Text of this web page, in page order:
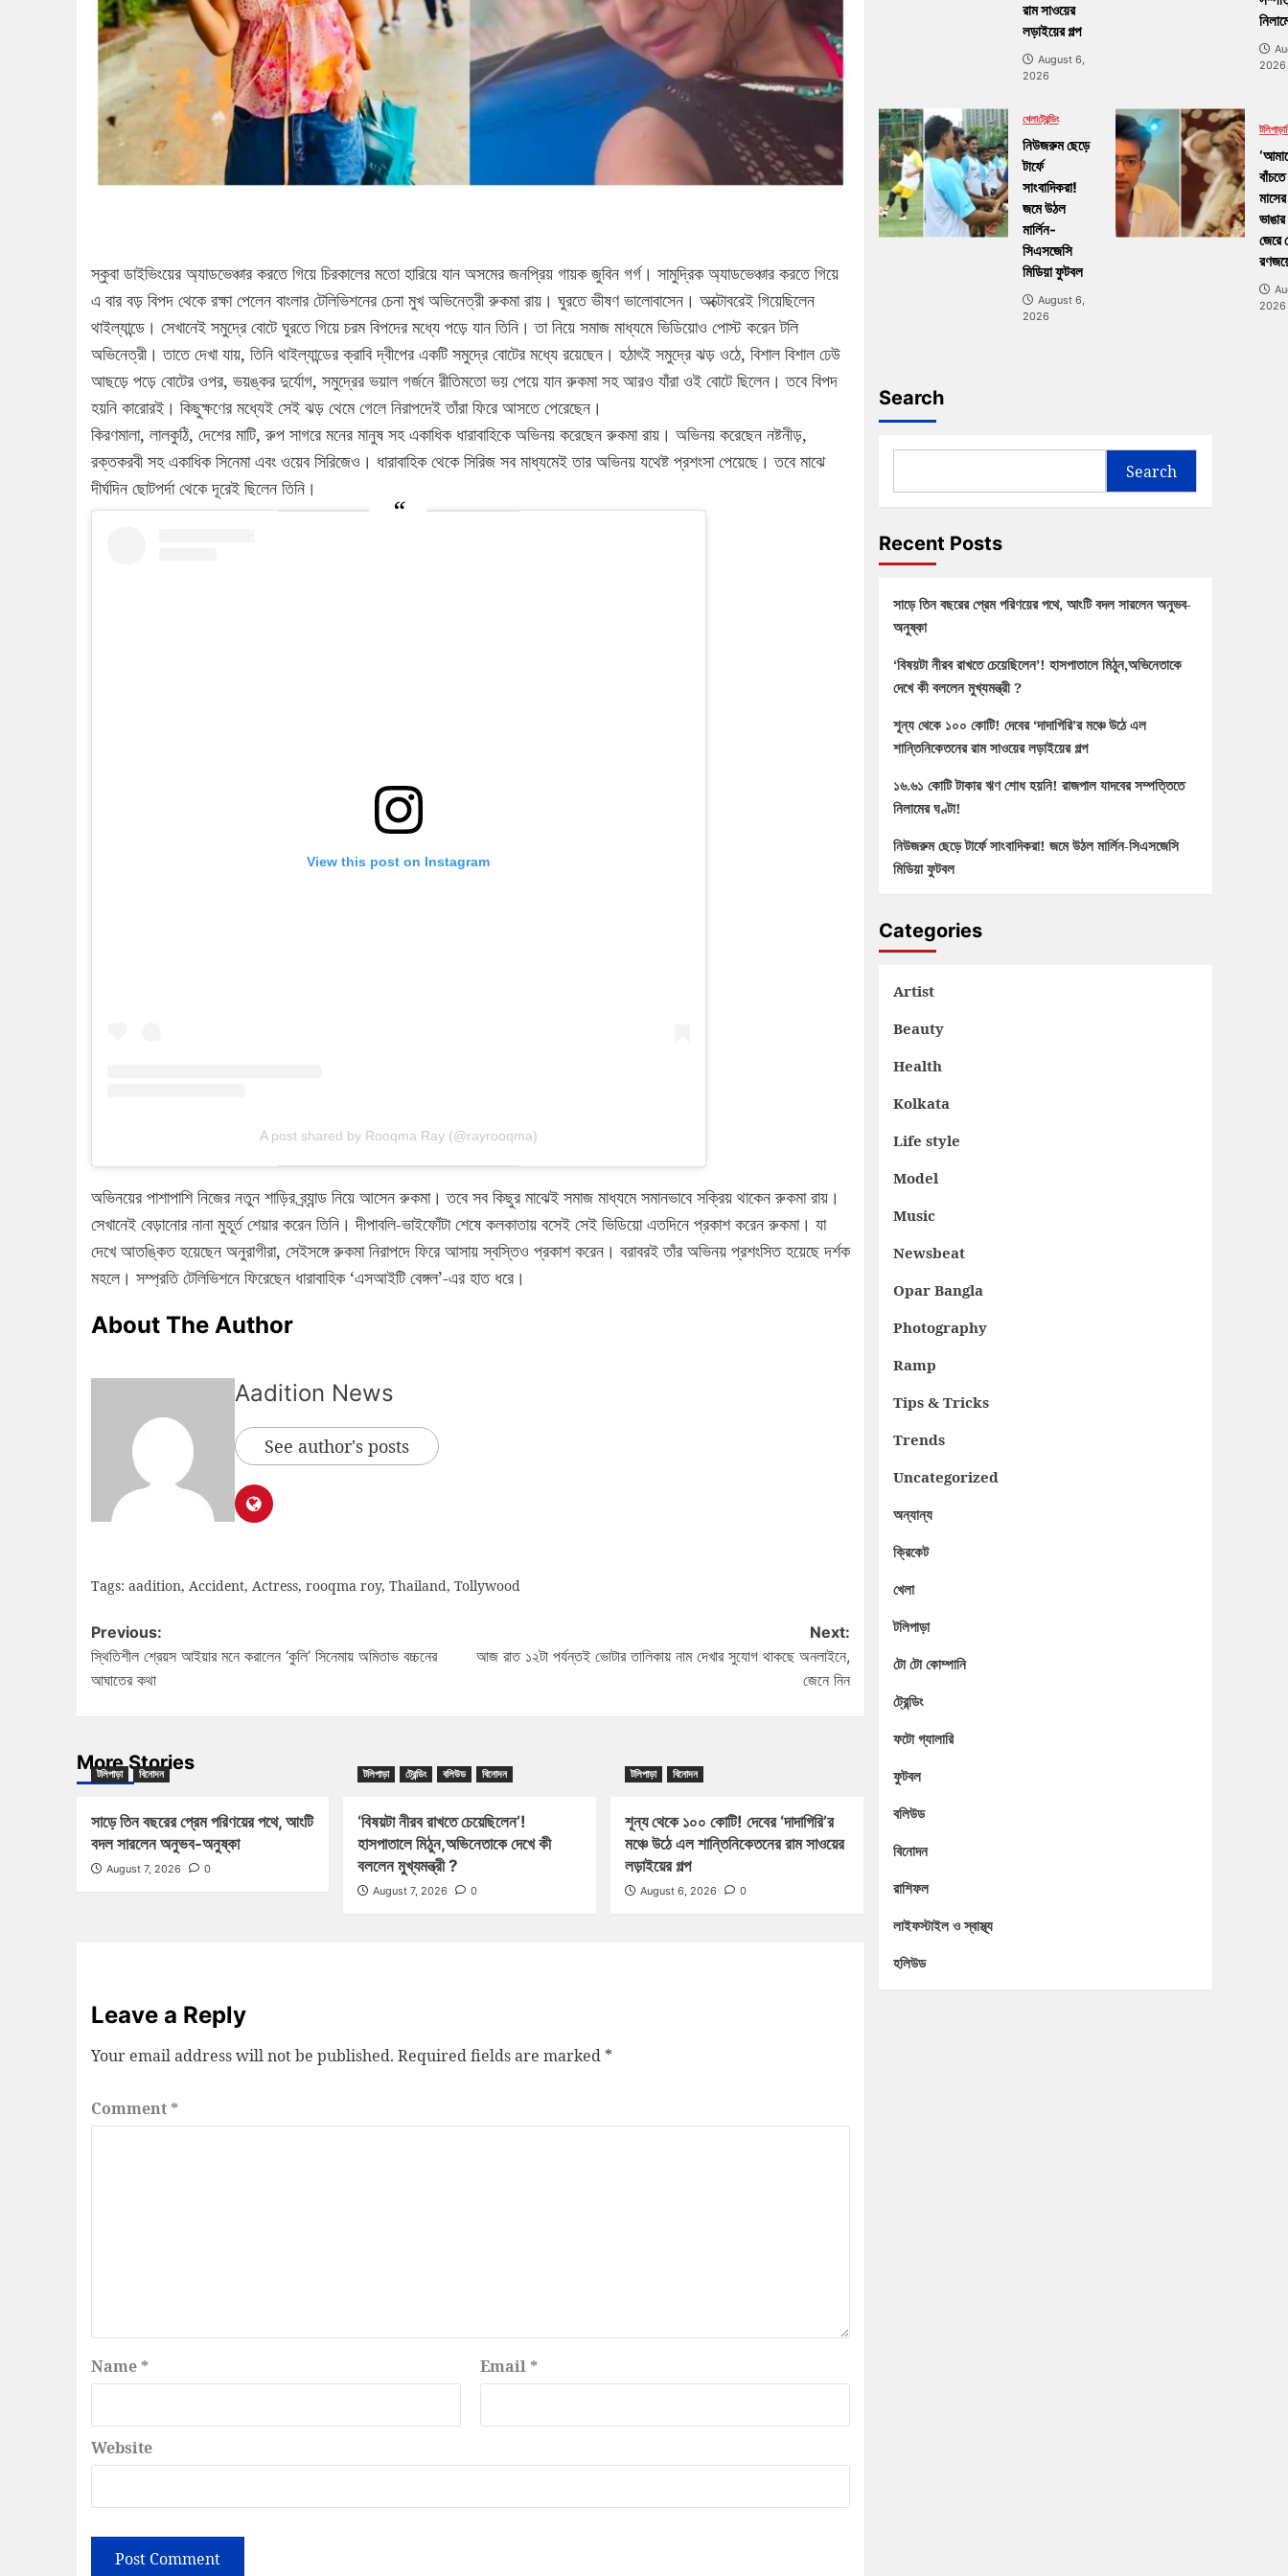
স্কুবা ডাইভিংয়ের অ্যাডভেঞ্চার করতে গিয়ে চিরকালের মতো হারিয়ে যান অসমের জনপ্রিয় গায়ক জুবিন গর্গ। সামুদ্রিক অ্যাডভেঞ্চার করতে গিয়ে
এ বার বড় বিপদ থেকে রক্ষা পেলেন বাংলার টেলিভিশনের চেনা মুখ অভিনেত্রী রুকমা রায়। ঘুরতে ভীষণ ভালোবাসেন। অক্টোবরেই গিয়েছিলেন
থাইল্যান্ডে। সেখানেই সমুদ্রে বোটে ঘুরতে গিয়ে চরম বিপদের মধ্যে পড়ে যান তিনি। তা নিয়ে সমাজ মাধ্যমে ভিডিয়োও পোস্ট করেন টলি
অভিনেত্রী। তাতে দেখা যায়, তিনি থাইল্যান্ডের ক্রাবি দ্বীপের একটি সমুদ্রে বোটের মধ্যে রয়েছেন। হঠাৎই সমুদ্রে ঝড় ওঠে, বিশাল বিশাল ঢেউ
আছড়ে পড়ে বোটের ওপর, ভয়ঙ্কর দুর্যোগ, সমুদ্রের ভয়াল গর্জনে রীতিমতো ভয় পেয়ে যান রুকমা সহ আরও যাঁরা ওই বোটে ছিলেন। তবে বিপদ
হয়নি কারোরই। কিছুক্ষণের মধ্যেই সেই ঝড় থেমে গেলে নিরাপদেই তাঁরা ফিরে আসতে পেরেছেন।
কিরণমালা, লালকুঠি, দেশের মাটি, রুপ সাগরে মনের মানুষ সহ একাধিক ধারাবাহিকে অভিনয় করেছেন রুকমা রায়। অভিনয় করেছেন নষ্টনীড়,
রক্তকরবী সহ একাধিক সিনেমা এবং ওয়েব সিরিজেও। ধারাবাহিক থেকে সিরিজ সব মাধ্যমেই তার অভিনয় যথেষ্ট প্রশংসা পেয়েছে। তবে মাঝে
দীর্ঘদিন ছোটপর্দা থেকে দূরেই ছিলেন তিনি।
View this post on Instagram
A post shared by Rooqma Ray (@rayrooqma)
অভিনয়ের পাশাপাশি নিজের নতুন শাড়ির ব্র্যান্ড নিয়ে আসেন রুকমা। তবে সব কিছুর মাঝেই সমাজ মাধ্যমে সমানভাবে সক্রিয় থাকেন রুকমা রায়।
সেখানেই বেড়ানোর নানা মুহূর্ত শেয়ার করেন তিনি। দীপাবলি-ভাইফোঁটা শেষে কলকাতায় বসেই সেই ভিডিয়ো এতদিনে প্রকাশ করেন রুকমা। যা
দেখে আতঙ্কিত হয়েছেন অনুরাগীরা, সেইসঙ্গে রুকমা নিরাপদে ফিরে আসায় স্বস্তিও প্রকাশ করেন। বরাবরই তাঁর অভিনয় প্রশংসিত হয়েছে দর্শক
মহলে। সম্প্রতি টেলিভিশনে ফিরেছেন ধারাবাহিক ‘এসআইটি বেঙ্গল’-এর হাত ধরে।
About The Author
Aadition News
See author's posts
Tags: aadition, Accident, Actress, rooqma roy, Thailand, Tollywood
Previous:
স্থিতিশীল শ্রেয়স আইয়ার মনে করালেন ‘কুলি’ সিনেমায় অমিতাভ বচ্চনের
আঘাতের কথা
Next:
আজ রাত ১২টা পর্যন্তই ভোটার তালিকায় নাম দেখার সুযোগ থাকছে অনলাইনে,
জেনে নিন
More Stories
টলিপাড়া বিনোদন
সাড়ে তিন বছরের প্রেম পরিণয়ের পথে, আংটি
বদল সারলেন অনুভব-অনুষ্কা
August 7, 2026 0
টলিপাড়া ট্রেন্ডিং বলিউড বিনোদন
‘বিষয়টা নীরব রাখতে চেয়েছিলেন’!
হাসপাতালে মিঠুন,অভিনেতাকে দেখে কী
বললেন মুখ্যমন্ত্রী ?
August 7, 2026 0
টলিপাড়া বিনোদন
শূন্য থেকে ১০০ কোটি! দেবের ‘দাদাগিরি’র
মঞ্চে উঠে এল শান্তিনিকেতনের রাম সাওয়ের
লড়াইয়ের গল্প
August 6, 2026 0
Leave a Reply
Your email address will not be published. Required fields are marked *
Comment *
Name * Email *
Website
রাম সাওয়ের
লড়াইয়ের গল্প
August 6,
2026
2026
খেলাট্রেন্ডিং
নিউজরুম ছেড়ে
টার্ফে
সাংবাদিকরা!
জমে উঠল
মার্লিন-
সিএসজেসি
মিডিয়া ফুটবল
August 6,
2026
টলিপাড়া
জেরে
2026
Search
Search
Recent Posts
সাড়ে তিন বছরের প্রেম পরিণয়ের পথে, আংটি বদল সারলেন অনুভব-
অনুষ্কা
‘বিষয়টা নীরব রাখতে চেয়েছিলেন’! হাসপাতালে মিঠুন,অভিনেতাকে
দেখে কী বললেন মুখ্যমন্ত্রী ?
শূন্য থেকে ১০০ কোটি! দেবের ‘দাদাগিরি’র মঞ্চে উঠে এল
শান্তিনিকেতনের রাম সাওয়ের লড়াইয়ের গল্প
১৬.৬১ কোটি টাকার ঋণ শোধ হয়নি! রাজপাল যাদবের সম্পত্তিতে
নিলামের ঘণ্টা!
নিউজরুম ছেড়ে টার্ফে সাংবাদিকরা! জমে উঠল মার্লিন-সিএসজেসি
মিডিয়া ফুটবল
Categories
Artist
Beauty
Health
Kolkata
Life style
Model
Music
Newsbeat
Opar Bangla
Photography
Ramp
Tips & Tricks
Trends
Uncategorized
অন্যান্য
ক্রিকেট
খেলা
টলিপাড়া
টো টো কোম্পানি
ট্রেন্ডিং
ফটো গ্যালারি
ফুটবল
বলিউড
বিনোদন
রাশিফল
লাইফস্টাইল ও স্বাস্থ্য
হলিউড